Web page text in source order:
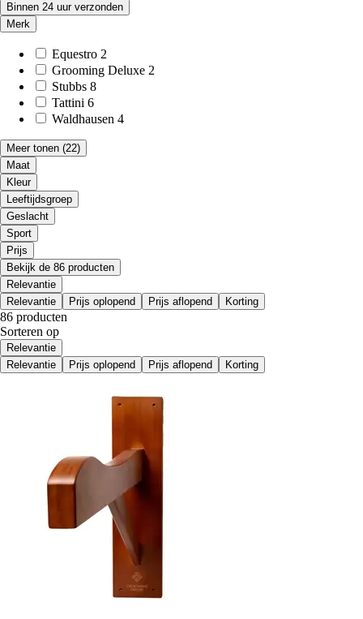
Binnen 24 uur verzonden
Merk
Equestro 2
Grooming Deluxe 2
Stubbs 8
Tattini 6
Waldhausen 4
Meer tonen (22)
Maat
Kleur
Leeftijdsgroep
Geslacht
Sport
Prijs
Bekijk de 86 producten
Relevantie
Relevantie
Prijs oplopend Prijs aflopend Korting
86 producten
Sorteren op
Relevantie
Relevantie
Prijs oplopend Prijs aflopend Korting